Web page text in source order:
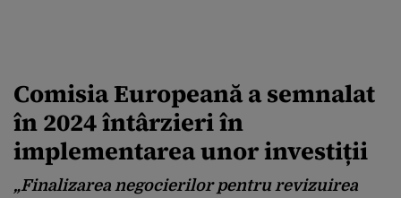
Comisia Europeană a semnalat
în 2024 întârzieri în
implementarea unor investiții
„Finalizarea negocierilor pentru revizuirea